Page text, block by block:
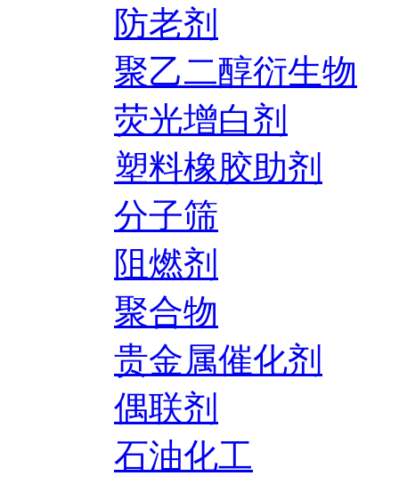
防老剂
聚乙二醇衍生物
荧光增白剂
塑料橡胶助剂
分子筛
阻燃剂
聚合物
贵金属催化剂
偶联剂
石油化工